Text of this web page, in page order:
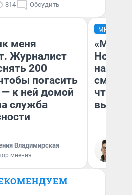
814 Обсудить
меня
Журналист
200
погасить
— к ней домой
служба
Владимирская
мнения
МНЕНИЕ
«Мы
чтобы